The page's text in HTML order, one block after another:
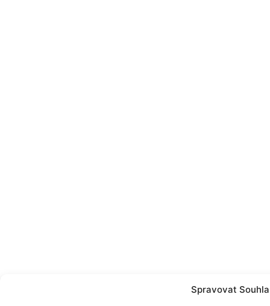
Spravovat